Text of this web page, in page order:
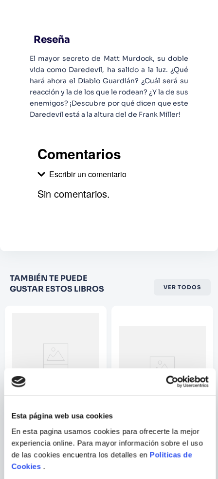
Esta página web usa cookies
En esta pagina usamos cookies para ofrecerte la mejor
experiencia online. Para mayor información sobre el uso
de las cookies encuentra los detalles en Politicas de
Cookies.
Reseña
El mayor secreto de Matt Murdock, su doble
vida como Daredevil, ha salido a la luz. ¿Qué
hará ahora el Diablo Guardián? ¿Cuál será su
reacción y la de los que le rodean? ¿Y la de sus
enemigos? ¡Descubre por qué dicen que este
Daredevil está a la altura del de Frank Miller!
Comentarios
Escribir un comentario
Califique el producto de 1 a 5
estrellas
Correo electrónico
ENVIAR
Sin comentarios.
TAMBIÉN TE PUEDE
GUSTAR ESTOS LIBROS
VER TODOS
SEAN MURPHY
BATMAN: CURSE OF THE
WHITE KNIGHT
LOS PITUFOS 01 . PITUFOS
NEGROS